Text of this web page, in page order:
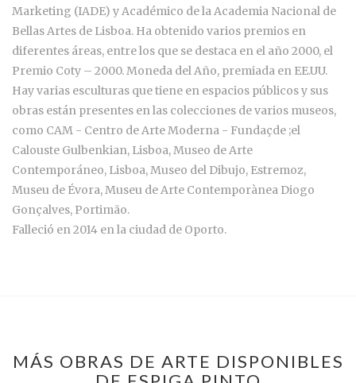
Marketing (IADE) y Académico de la Academia Nacional de
Bellas Artes de Lisboa. Ha obtenido varios premios en
diferentes áreas, entre los que se destaca en el año 2000, el
Premio Coty – 2000. Moneda del Año, premiada en EE.UU.
Hay varias esculturas que tiene en espacios públicos y sus
obras están presentes en las colecciones de varios museos,
como CAM - Centro de Arte Moderna - Fundaçde ;el
Calouste Gulbenkian, Lisboa, Museo de Arte
Contemporáneo, Lisboa, Museo del Dibujo, Estremoz,
Museu de Évora, Museu de Arte Contemporànea Diogo
Gonçalves, Portimão.
Falleció en 2014 en la ciudad de Oporto.
MÁS OBRAS DE ARTE DISPONIBLES